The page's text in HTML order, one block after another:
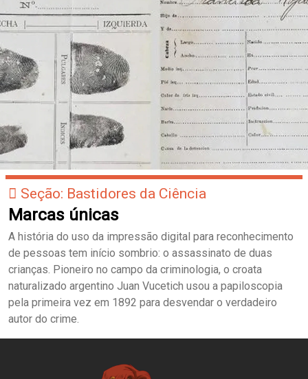
Seção: Bastidores da Ciência
Marcas únicas
A história do uso da impressão digital para reconhecimento
de pessoas tem início sombrio: o assassinato de duas
crianças. Pioneiro no campo da criminologia, o croata
naturalizado argentino Juan Vucetich usou a papiloscopia
pela primeira vez em 1892 para desvendar o verdadeiro
autor do crime.